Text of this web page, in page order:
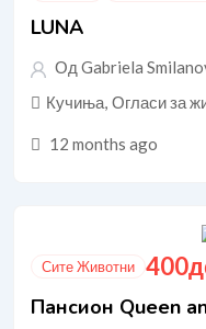
LUNA
Од Gabriela
Кучиња, Огласи за
12 months ago
Сите Животни 400
Пансион Queen